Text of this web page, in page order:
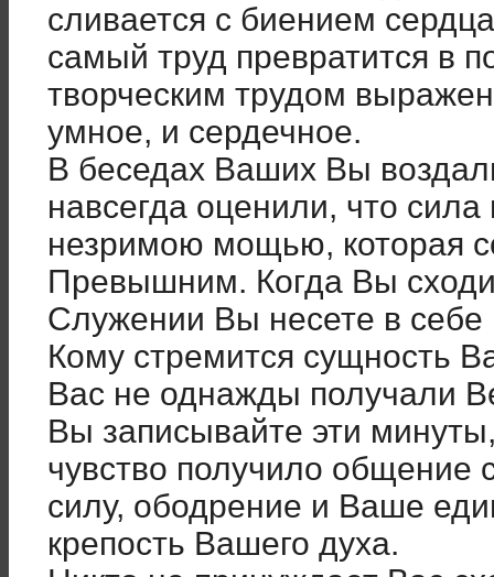
сливается с биением
самый труд превратится в
творческим трудом
умное, и сердечное.
В беседах Ваших Вы
навсегда оценили, что
незримою мощью, которая
Превышним. Когда Вы
Служении Вы несете в себе
Кому стремится сущность
Вас не однажды получали
Вы записывайте эти
чувство получило общение
силу, ободрение и Ваше
крепость Вашего духа.